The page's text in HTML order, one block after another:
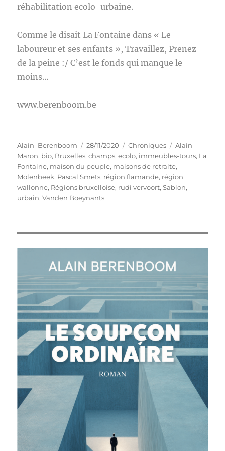
réhabilitation ecolo-urbaine.
Comme le disait La Fontaine dans « Le
laboureur et ses enfants », Travaillez, Prenez
de la peine :/ C’est le fonds qui manque le
moins…
www.berenboom.be
Auteur
Alain_Berenboom
Publié
le
28/11/2020 Catégories
Chroniques Étiquettes
Alain
Maron, bio, Bruxelles,champs,ecolo, immeubles-tours, La
Fontaine, maison du peuple, maisons de retraite,
Molenbeek, Pascal Smets, région flamande, région
wallonne, Régions bruxelloise, rudi vervoort,Sablon,
urbain,Vanden Boeynants